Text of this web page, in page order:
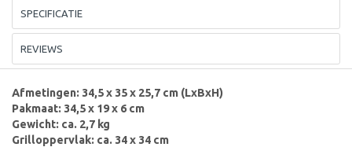
SPECIFICATIE
REVIEWS
Afmetingen: 34,5 x 35 x 25,7 cm (LxBxH)
Pakmaat: 34,5 x 19 x 6 cm
Gewicht: ca. 2,7 kg
Grilloppervlak: ca. 34 x 34 cm